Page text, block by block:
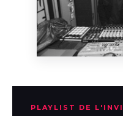
PLAYLIST DE